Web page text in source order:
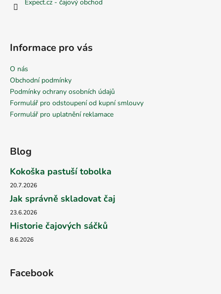
Expect.cz - čajový obchod
Informace pro vás
O nás
Obchodní podmínky
Podmínky ochrany osobních údajů
Formulář pro odstoupení od kupní smlouvy
Formulář pro uplatnění reklamace
Blog
Kokoška pastuší tobolka
20.7.2026
Jak správně skladovat čaj
23.6.2026
Historie čajových sáčků
8.6.2026
Facebook